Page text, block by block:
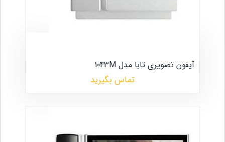
آیفون تصویری تابا مدل 1043M
تماس بگیرید